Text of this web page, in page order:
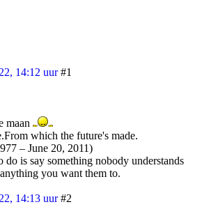
14:12 uur #1
maan
which the future's made.
– June 20, 2011)
is say something nobody understands
you want them to.
14:13 uur #2